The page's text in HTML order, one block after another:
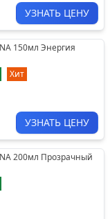
УЗНАТЬ ЦЕНУ
150мл Энергия
Хит
УЗНАТЬ ЦЕНУ
200мл Прозрачный